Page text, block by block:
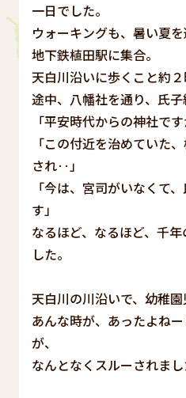
一日でした。
ウォーキングも、暑い夏
地下鉄植田駅に集合。
天白川沿いに歩くこと約２
途中、八幡社を通り、氏子
「平安時代からの神社で
「この付近を治めていた
され‥」
「今は、宮司がいなくて
す」
なるほど、なるほど、千
した。
天白川の川沿いで、幼稚園
あんな時が、あったよね
が、
なんとなくスルーされまし